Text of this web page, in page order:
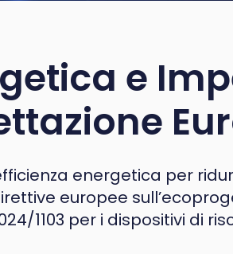
e
energetica per
europee
1103 per i dispositivi di